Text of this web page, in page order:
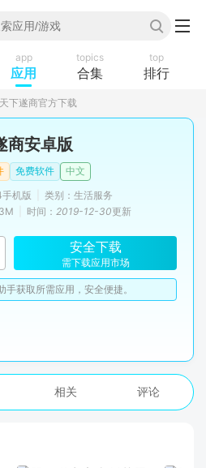
app
应用
topics
合集
top
排行
天下遂商官方下载
商安卓版
免费软件
中文
手机版
类别：生活服务
时间： 2019-12-30更新
安全下载
需下载应用市场
获取所需应用，安全便捷。
相关 评论